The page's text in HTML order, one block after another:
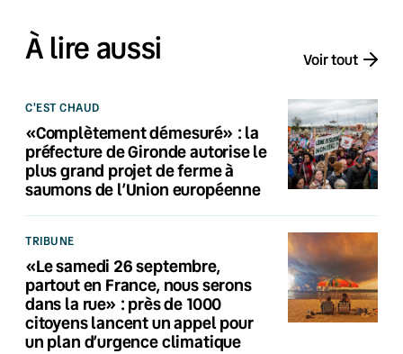
À lire aussi Voir tout
C'EST CHAUD
«Complètement démesuré» : la
préfecture de Gironde autorise le
plus grand projet de ferme à
saumons de l’Union européenne
TRIBUNE
«Le samedi 26 septembre,
partout en France, nous serons
dans la rue» : près de 1000
citoyens lancent un appel pour
un plan d’urgence climatique